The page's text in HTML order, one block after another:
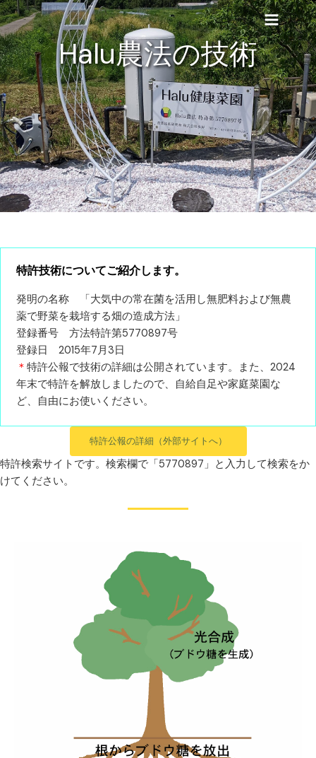
内
容
を
ス
キ
ッ
プ
Main
Menu
Halu農法の技術
特許技術についてご紹介します。
発明の名称 「大気中の常在菌を活用し無肥料および無農
薬で野菜を栽培する畑の造成方法」
登録番号 方法特許第5770897号
登録日 2015年7月3日
＊ 特許公報で技術の詳細は公開されています。また、2024
年末で特許を解放しましたので、自給自足や家庭菜園な
ど、
自由にお使いください。
特許公報の詳細（外部サイトへ）
特許検索サイトです。検索欄で「5770897」と入力して検索をか
けてください。